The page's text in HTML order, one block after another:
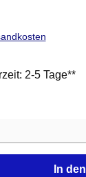
2-5 Tage**
In